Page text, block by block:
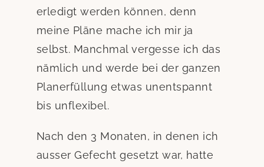
erledigt werden können, denn
meine Pläne mache ich mir ja
selbst. Manchmal vergesse ich das
nämlich und werde bei der ganzen
Planerfüllung etwas unentspannt
bis unflexibel.
Nach den 3 Monaten, in denen ich
ausser Gefecht gesetzt war, hatte